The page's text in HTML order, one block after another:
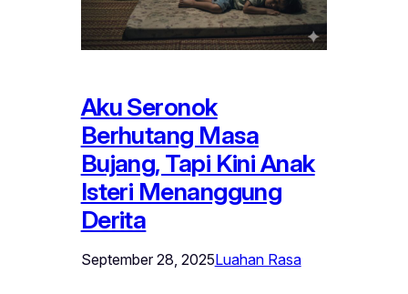
Aku Seronok
Berhutang Masa
Bujang, Tapi Kini Anak
Isteri Menanggung
Derita
September 28, 2025Luahan Rasa